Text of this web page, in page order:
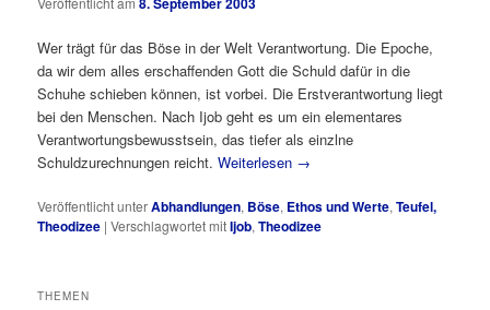
Wer trägt für das Böse in der Welt Verantwortung. Die Epoche,
da wir dem alles erschaffenden Gott die Schuld dafür in die
Schuhe schieben können, ist vorbei. Die Erstverantwortung liegt
bei den Menschen. Nach Ijob geht es um ein elementares
Verantwortungsbewusstsein, das tiefer als einzlne
Schuldzurechnungen reicht.Weiterlesen →
Veröffentlicht unterAbhandlungen, Böse, Ethos und Werte,Teufel,
Theodizee |Verschlagwortet mitIjob,Theodizee
THEMEN